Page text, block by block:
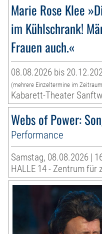
Marie Rose Klee
im Kühlschrank!
Frauen auch.«
08.08.2026 bis
(mehrere Einzeltermine im
Kabarett-Theater
Webs of Power:
Performance
Samstag, 08.08.2026 |
HALLE 14 - Zentrum für